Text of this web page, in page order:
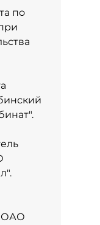
по
ОАО